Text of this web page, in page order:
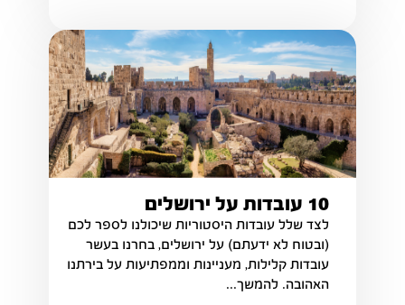
10 עובדות על ירושלים
לצד שלל עובדות היסטוריות שיכולנו לספר לכם
(ובטוח לא ידעתם) על ירושלים, בחרנו בעשר
עובדות קלילות, מעניינות וממפתיעות על בירתנו
האהובה. להמשך...